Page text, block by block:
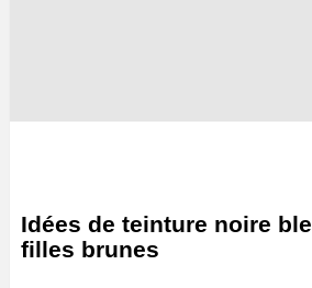
Idées de teinture noire
filles brunes